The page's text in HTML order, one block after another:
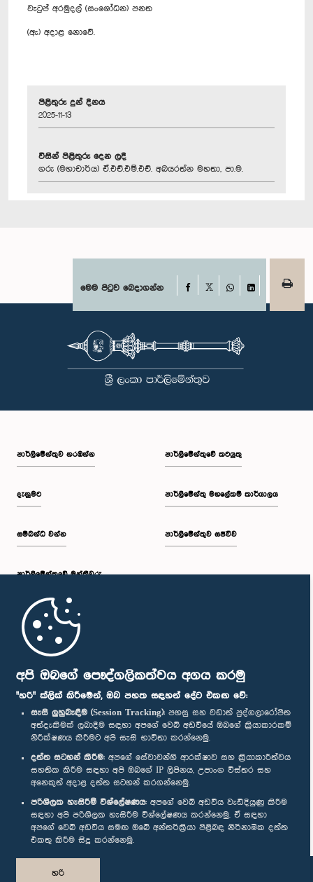
අපි ඔබගේ පෞද්ගලිකත්වය අගය කරමු
"හරි" ක්ලික් කිරීමෙන්, ඔබ පහත සඳහන් දේට එකඟ වේ:
සැසි ලුහුබැඳීම (Session Tracking): පහසු සහ වඩාත් පුද්ගලාරෝපිත
අත්දැකීමක් ලබාදීම සඳහා අපගේ වෙබ් අඩවියේ ඔබගේ ක්‍රියාකාරකම්
නිරීක්ෂණය කිරීමට අපි සැසි භාවිතා කරන්නෙමු.
දත්ත සටහන් කිරීම: අපගේ සේවාවන්හි ආරක්ෂාව සහ ක්‍රියාකාරීත්වය
සහතික කිරීම සඳහා අපි ඔබගේ IP ලිපිනය, උපාංග විස්තර සහ
අනෙකුත් අදාළ දත්ත සටහන් කරගන්නෙමු.
පරිශීලක හැසිරීම් විශ්ලේෂණය: අපගේ වෙබ් අඩවිය වැඩිදියුණු කිරීම
සඳහා අපි පරිශීලක හැසිරීම විශ්ලේෂණය කරන්නෙමු. ඒ සඳහා
අපගේ වෙබ් අඩවිය සමඟ ඔබේ අන්තර්ක්‍රියා පිළිබඳ නිර්නාමික දත්ත
එකතු කිරීම සිදු කරන්නෙමු.
හරි
වැටුප් අරමුදල් (සංශෝධන) පනත
(ඇ) අදාළ නොවේ.
පිළිතුරු දුන් දිනය
2025-11-13
විසින් පිළිතුරු දෙන ලදී
ගරු (මහාචාර්ය) ඒ.එච්.එම්.එච්. අබයරත්න මහතා, පා.ම.
මෙම පිටුව බෙදාගන්න Facebook
WhatsAppLinkedIn
පාර්ලි‌මේන්තුව නරඹන්න
දැනුමට
සම්බන්ධ වන්න
පාර්ලි‌මේන්තුවේ මන්ත්‍රීවරු
මුල් පිටුව
පාර්ලිමේන්තුවේ කටයුතු
පාර්ලිමේන්තු මහලේකම් කාර්යාලය
පාර්ලිමේන්තුව සජීවීව
පාර්ලිමේන්තු ජංගම යෙදුම
අප හා සම්බන්ධ වී සිටින්න :
සම්මාන
පෞද්ගලිකත්ව ප්‍රතිපත්තිය